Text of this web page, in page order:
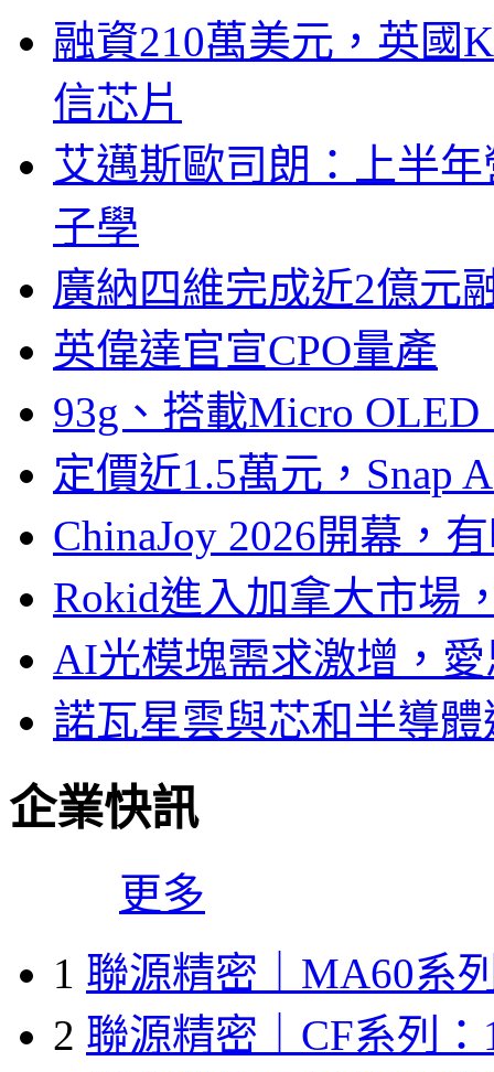
融資210萬美元，英國
信芯片
艾邁斯歐司朗：上半
子學
廣納四維完成近2億元
英偉達官宣CPO量產
93g、搭載Micro
定價近1.5萬元，Snap
ChinaJoy 2026開幕，
Rokid進入加拿大市場
AI光模塊需求激增，
諾瓦星雲與芯和半導
企業快訊
更多
1 聯源精密｜MA60系
2 聯源精密｜CF系列：